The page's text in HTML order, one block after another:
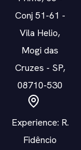
Conj 51-61 -
Vila Helio,
Mogi das
Cruzes - SP,
08710-530
Experience: R.
Fidêncio